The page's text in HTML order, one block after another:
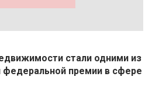
стали одними из
федеральной премии в сфере